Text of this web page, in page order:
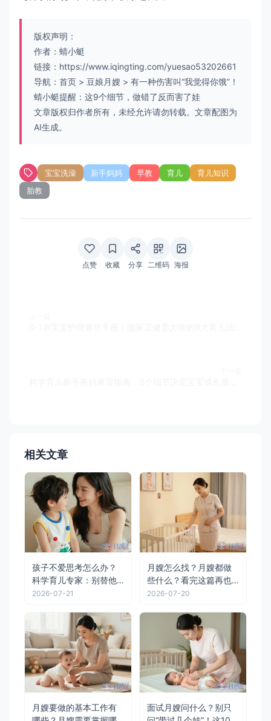
版权声明：
作者：蜻小蜓
链接： https://www.iqingting.com/yuesao53202661
导航： 首页 > 豆娘月嫂 > 有一种伤害叫“我觉得你饿”！
蜻小蜓提醒：这9个细节，做错了反而害了娃
文章版权归作者所有，未经允许请勿转载。文章配图为
AI生成。
宝宝洗澡 新手妈妈 早教 育儿
育儿知识
胎教
点赞 收藏 分享 二维码 海报
相关文章
孩子不爱思考怎么办？
科学育儿专家：别替他
“想”，要陪他“问”
2026-07-21
月嫂怎么找？月嫂都做
些什么？看完这篇再也
不用焦虑了
2026-07-20
月嫂要做的基本工作有
面试月嫂问什么？别只